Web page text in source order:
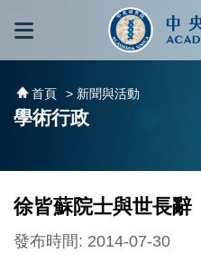
跳到主要內容區塊
首頁 > 新聞與活動
學術行政
徐皆蘇院士與世長辭
發布時間: 2014-07-30